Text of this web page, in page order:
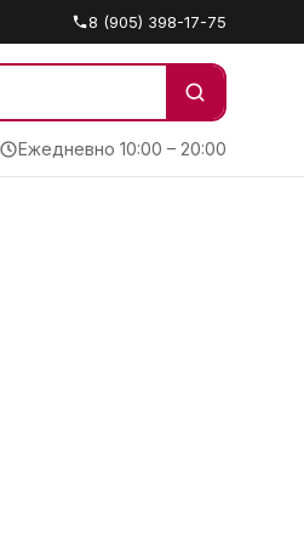
8 (905) 398-17-75
Ежедневно 10:00 – 20:00